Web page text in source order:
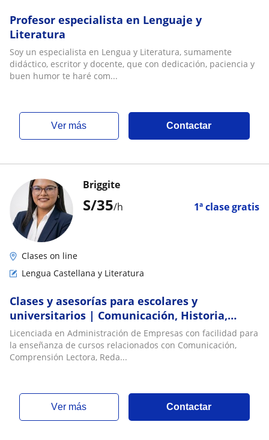
Profesor especialista en Lenguaje y
Literatura
Soy un especialista en Lengua y Literatura, sumamente
didáctico, escritor y docente, que con dedicación, paciencia y
buen humor te haré com...
ver más Contactar
S/35/h 1ª clase gratis
Briggite
Clases on line
Lengua Castellana y Literatura
Clases y asesorías para escolares y
universitarios | Comunicación, Historia,
Marketing y más
Licenciada en Administración de Empresas con facilidad para
la enseñanza de cursos relacionados con Comunicación,
Comprensión Lectora, Reda...
ver más Contactar